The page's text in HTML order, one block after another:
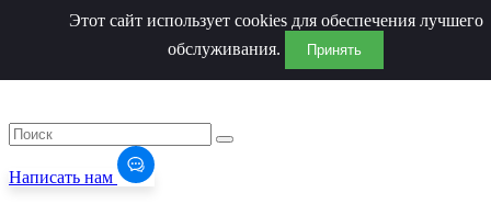
Написать нам
Этот сайт использует cookies для обеспечения лучшего
обслуживания.
Принять